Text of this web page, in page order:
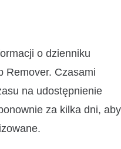
o dzienniku
Remover. Czasami
na udostępnienie
za kilka dni, aby